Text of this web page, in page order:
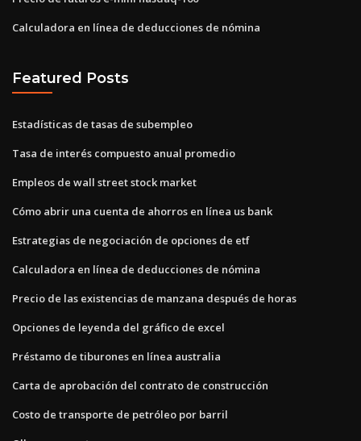
Calculadora en línea de deducciones de nómina
Featured Posts
Estadísticas de tasas de subempleo
Tasa de interés compuesto anual promedio
Empleos de wall street stock market
Cómo abrir una cuenta de ahorros en línea us bank
Estrategias de negociación de opciones de etf
Calculadora en línea de deducciones de nómina
Precio de las existencias de manzana después de horas
Opciones de leyenda del gráfico de excel
Préstamo de tiburones en línea australia
Carta de aprobación del contrato de construcción
Costo de transporte de petróleo por barril